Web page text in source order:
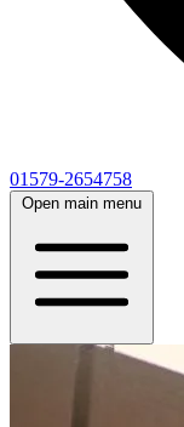
01579-2654758
Open main menu